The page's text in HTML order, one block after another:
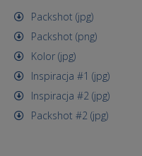
Packshot (jpg)
Packshot (png)
Kolor (jpg)
Inspiracja #1 (jpg)
Inspiracja #2 (jpg)
Packshot #2 (jpg)